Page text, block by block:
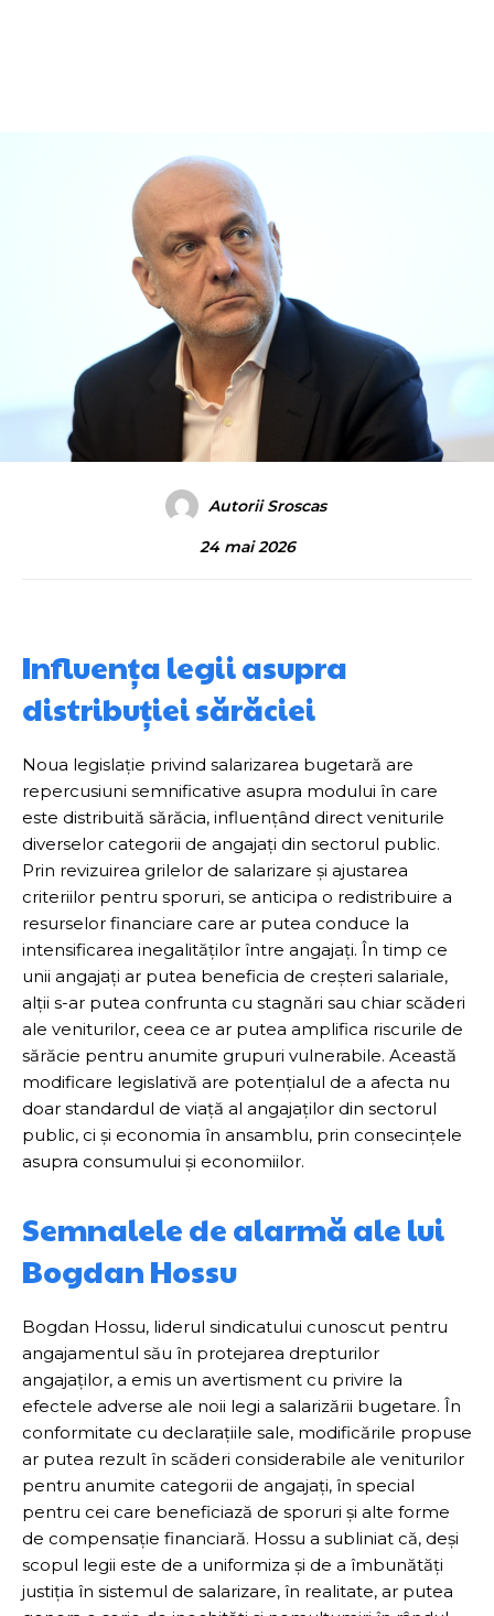
Autorii Sroscas
24 mai 2026
Influența legii asupra
distribuției sărăciei
Noua legislație privind salarizarea bugetară are
repercusiuni semnificative asupra modului în care
este distribuită sărăcia, influențând direct veniturile
diverselor categorii de angajați din sectorul public.
Prin revizuirea grilelor de salarizare și ajustarea
criteriilor pentru sporuri, se anticipa o redistribuire a
resurselor financiare care ar putea conduce la
intensificarea inegalităților între angajați. În timp ce
unii angajați ar putea beneficia de creșteri salariale,
alții s-ar putea confrunta cu stagnări sau chiar scăderi
ale veniturilor, ceea ce ar putea amplifica riscurile de
sărăcie pentru anumite grupuri vulnerabile. Această
modificare legislativă are potențialul de a afecta nu
doar standardul de viață al angajaților din sectorul
public, ci și economia în ansamblu, prin consecințele
asupra consumului și economiilor.
Semnalele de alarmă ale lui
Bogdan Hossu
Bogdan Hossu, liderul sindicatului cunoscut pentru
angajamentul său în protejarea drepturilor
angajaților, a emis un avertisment cu privire la
efectele adverse ale noii legi a salarizării bugetare. În
conformitate cu declarațiile sale, modificările propuse
ar putea rezult în scăderi considerabile ale veniturilor
pentru anumite categorii de angajați, în special
pentru cei care beneficiază de sporuri și alte forme
de compensație financiară. Hossu a subliniat că, deși
scopul legii este de a uniformiza și de a îmbunătăți
justiția în sistemul de salarizare, în realitate, ar putea